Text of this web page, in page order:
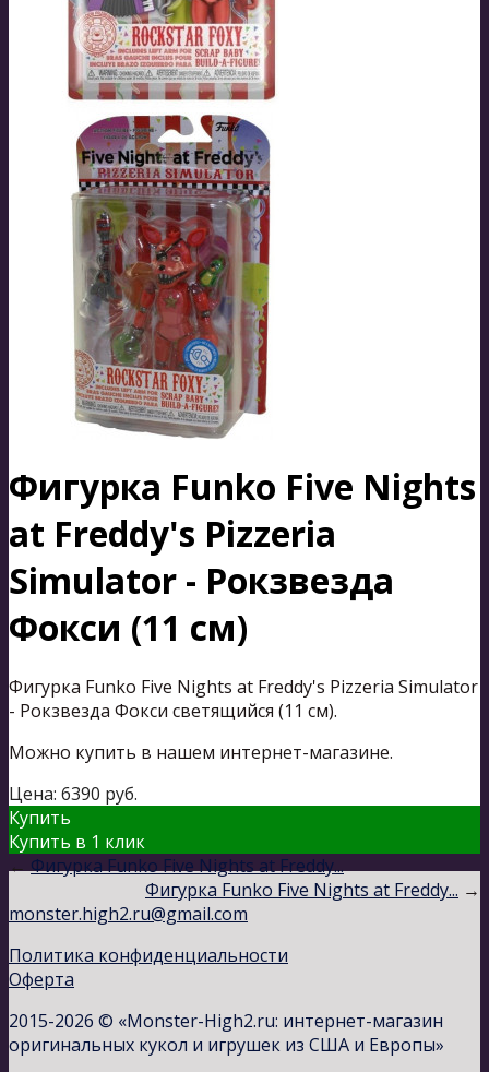
Фигурка Funko Five Nights
at Freddy's Pizzeria
Simulator - Рокзвезда
Фокси (11 см)
Фигурка Funko Five Nights at Freddy's Pizzeria Simulator
- Рокзвезда Фокси светящийся (11 см).
Можно купить в нашем интернет-магазине.
Цена: 6390 руб.
Купить
Купить в 1 клик
←Фигурка Funko Five Nights at Freddy...
Фигурка Funko Five Nights at Freddy... →
monster.high2.ru@gmail.com
Политика конфиденциальности
Оферта
2015-2026 © «Monster-High2.ru: интернет-магазин
оригинальных кукол и игрушек из США и Европы»